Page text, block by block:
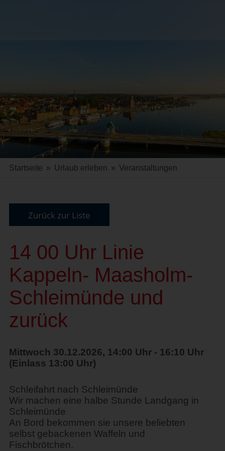
Startseite » Urlaub erleben » Veranstaltungen
Zurück zur Liste
14 00 Uhr Linie
Kappeln- Maasholm-
Schleimünde und
zurück
Mittwoch 30.12.2026, 14:00 Uhr - 16:10 Uhr
(Einlass 13:00 Uhr)
Schleifahrt nach Schleimünde
Wir machen eine halbe Stunde Landgang in
Schleimünde
An Bord bekommen sie unsere beliebten
selbst gebackenen Waffeln und
Fischbrötchen.